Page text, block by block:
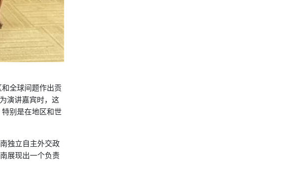
全球间题作出贡
演讲嘉宾时，这
别是在地区和世
独立自主外交政
展现出一个负责